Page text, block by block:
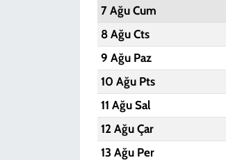
7 Ağu Cum
8 Ağu Cts
9 Ağu Paz
10 Ağu Pts
11 Ağu Sal
12 Ağu Çar
13 Ağu Per